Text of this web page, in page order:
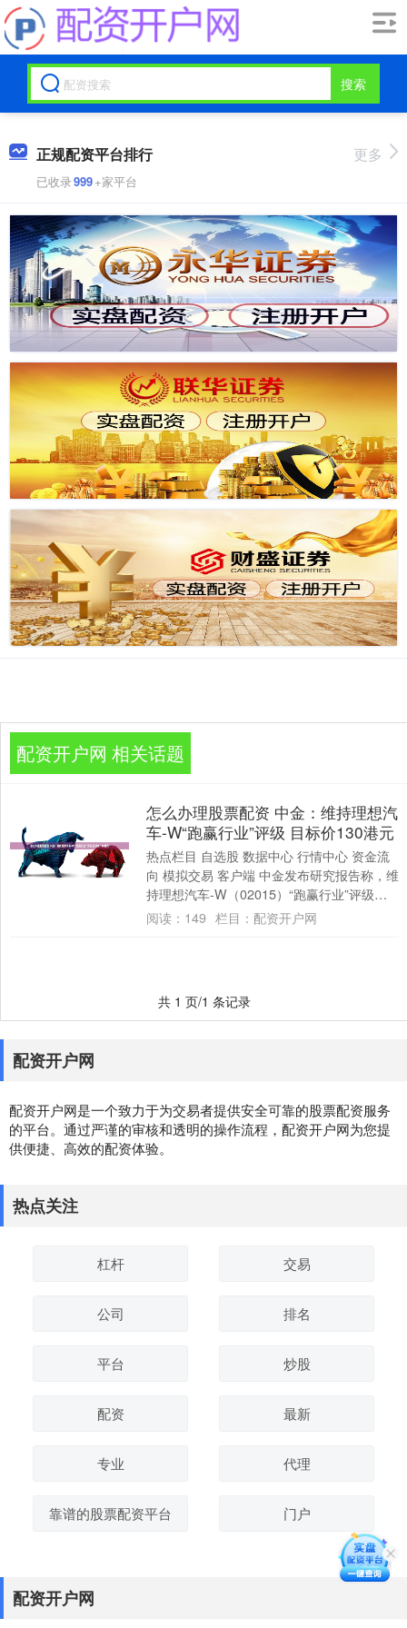
搜索
正规配资平台排行
已收录999+家平台
更多
配资开户网 相关话题
怎么办理股票配资 中金：维持理想汽
车-W“跑赢行业”评级 目标价130港元
热点栏目 自选股 数据中心 行情中心 资金流
向 模拟交易 客户端 中金发布研究报告称，维
持理想汽车-W（02015）“跑赢行业”评级，
2024/25年扣非盈利预....
阅读： 149 栏目： 配资开户网
共 1 页/1 条记录
配资开户网
配资开户网是一个致力于为交易者提供安全可靠的股票配资服务
的平台。通过严谨的审核和透明的操作流程，配资开户网为您提
供便捷、高效的配资体验。
热点关注
杠杆 交易
公司 排名
平台 炒股
配资 最新
专业 代理
靠谱的股票配资平台 门户
配资开户网